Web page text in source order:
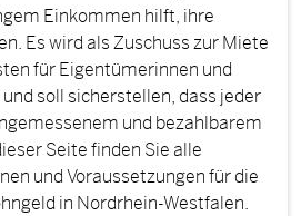
Einkommen hilft, ihre
Es wird als Zuschuss zur Miete
für Eigentümerinnen und
soll sicherstellen, dass jeder
und bezahlbarem
Seite finden Sie alle
und Voraussetzungen für die
in Nordrhein-Westfalen.